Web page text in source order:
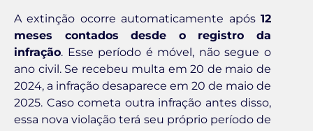
A extinção ocorre automaticamente após 12
meses contados desde o registro da
infração. Esse período é móvel, não segue o
ano civil. Se recebeu multa em 20 de maio de
2024, a infração desaparece em 20 de maio de
2025. Caso cometa outra infração antes disso,
essa nova violação terá seu próprio período de